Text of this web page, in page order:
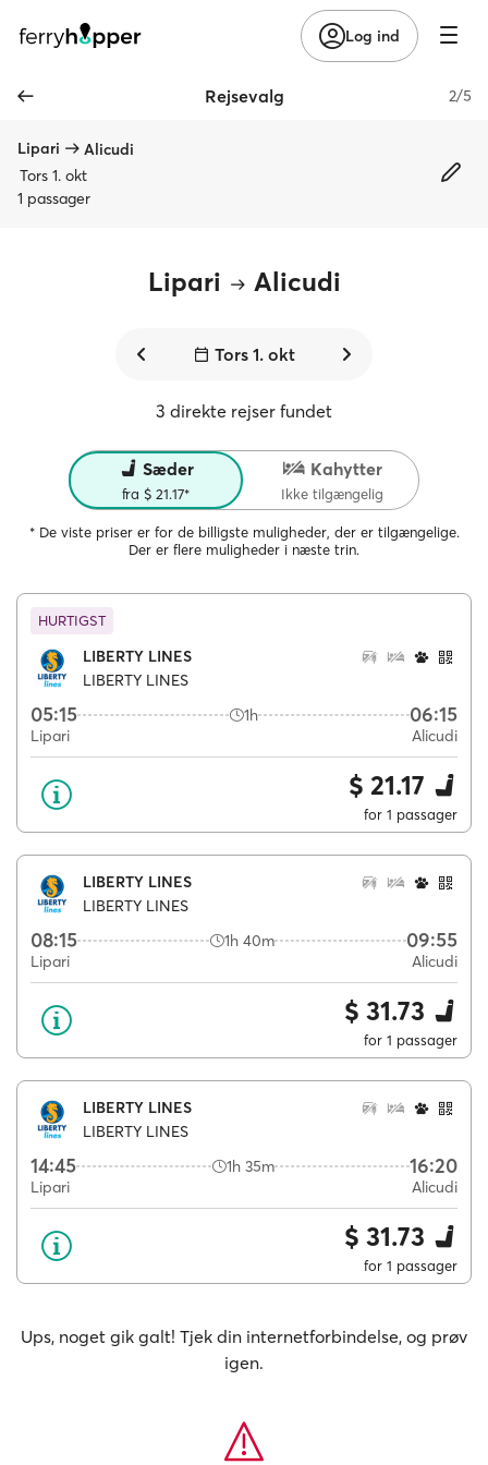
Log ind
Rejsevalg 2/5
Lipari
Alicudi
Tors 1. okt
1 passager
Lipari Alicudi
Tors 1. okt
3 direkte rejser fundet
Sæder
fra $ 21.17*
Kahytter
Ikke tilgængelig
* De viste priser er for de billigste muligheder, der er tilgængelige.
Der er flere muligheder i næste trin.
HURTIGST
LIBERTY LINES
LIBERTY LINES
05:15 1h 06:15
Lipari Alicudi
$ 21.17
for 1 passager
LIBERTY LINES
LIBERTY LINES
08:15 1h 40m 09:55
Lipari Alicudi
$ 31.73
for 1 passager
LIBERTY LINES
LIBERTY LINES
14:45 1h 35m 16:20
Lipari Alicudi
$ 31.73
for 1 passager
Ups, noget gik galt! Tjek din internetforbindelse, og prøv
igen.